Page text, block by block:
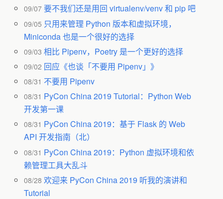
09/07要不我们还是用回 virtualenv/venv 和 pip 吧
09/05 只用来管理 Python 版本和虚拟环境，
Miniconda 也是一个很好的选择
09/03相比 Pipenv，Poetry 是一个更好的选择
09/02 回应《也谈「不要用 Pipenv」》
08/31 不要用 Pipenv
08/31 PyCon China 2019 Tutorial：Python Web
开发第一课
08/31 PyCon China 2019：基于 Flask 的 Web
API 开发指南（北）
08/31 PyCon China 2019：Python 虚拟环境和依
赖管理工具大乱斗
08/28欢迎来 PyCon China 2019 听我的演讲和
Tutorial